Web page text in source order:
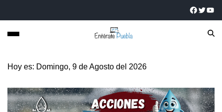
Hoy es: Domingo, 9 de Agosto del 2026